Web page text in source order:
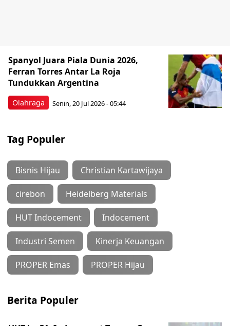
Olahraga
Spanyol Juara Piala Dunia 2026,
Ferran Torres Antar La Roja
Tundukkan Argentina
Senin, 20 Jul 2026 - 05:44
Tag Populer
Bisnis Hijau Christian Kartawijaya
cirebon Heidelberg Materials
HUT Indocement Indocement
Industri Semen Kinerja Keuangan
PROPER Emas PROPER Hijau
Berita Populer